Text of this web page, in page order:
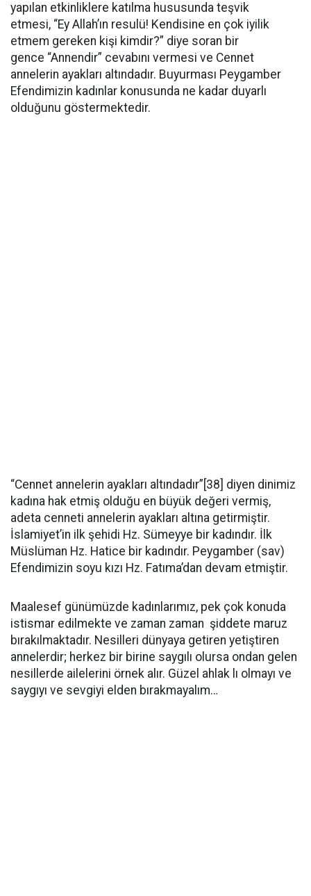
yapılan etkinliklere katılma hususunda teşvik
etmesi, “Ey Allah’ın resulü! Kendisine en çok iyilik
etmem gereken kişi kimdir?” diye soran bir
gence “Annendir” cevabını vermesi ve Cennet
annelerin ayakları altındadır. Buyurması Peygamber
Efendimizin kadınlar konusunda ne kadar duyarlı
olduğunu göstermektedir.
“Cennet annelerin ayakları altındadır”[38] diyen dinimiz
kadına hak etmiş olduğu en büyük değeri vermiş,
adeta cenneti annelerin ayakları altına getirmiştir.
İslamiyet’in ilk şehidi Hz. Sümeyye bir kadındır. İlk
Müslüman Hz. Hatice bir kadındır. Peygamber (sav)
Efendimizin soyu kızı Hz. Fatıma’dan devam etmiştir.
Maalesef günümüzde kadınlarımız, pek çok konuda
istismar edilmekte ve zaman zaman şiddete maruz
bırakılmaktadır. Nesilleri dünyaya getiren yetiştiren
annelerdir; herkez bir birine saygılı olursa ondan gelen
nesillerde ailelerini örnek alır. Güzel ahlak lı olmayı ve
saygıyı ve sevgiyi elden bırakmayalım…